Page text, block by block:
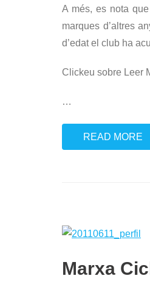
A més, es nota
marques d’altres
d’edat el club ha
Clickeu sobre Leer
…
READ MORE
Marxa